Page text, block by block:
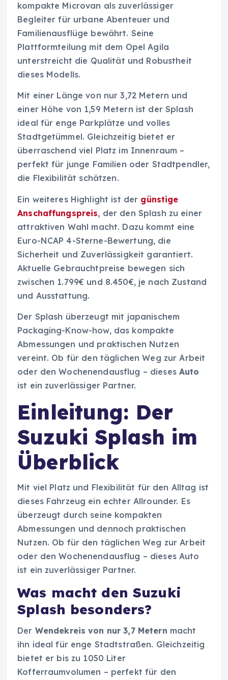
kompakte Microvan als zuverlässiger
Begleiter für urbane Abenteuer und
Familienausflüge bewährt. Seine
Plattformteilung mit dem Opel Agila
unterstreicht die Qualität und Robustheit
dieses Modells.
Mit einer Länge von nur 3,72 Metern und
einer Höhe von 1,59 Metern ist der Splash
ideal für enge Parkplätze und volles
Stadtgetümmel. Gleichzeitig bietet er
überraschend viel Platz im Innenraum –
perfekt für junge Familien oder Stadtpendler,
die Flexibilität schätzen.
Ein weiteres Highlight ist der günstige
Anschaffungspreis, der den Splash zu einer
attraktiven Wahl macht. Dazu kommt eine
Euro-NCAP 4-Sterne-Bewertung, die
Sicherheit und Zuverlässigkeit garantiert.
Aktuelle Gebrauchtpreise bewegen sich
zwischen 1.799€ und 8.450€, je nach Zustand
und Ausstattung.
Der Splash überzeugt mit japanischem
Packaging-Know-how, das kompakte
Abmessungen und praktischen Nutzen
vereint. Ob für den täglichen Weg zur Arbeit
oder den Wochenendausflug – diesesAuto
ist ein zuverlässiger Partner.
Einleitung: Der
Suzuki Splash im
Überblick
Mit viel Platz und Flexibilität für den Alltag ist
dieses Fahrzeug ein echter Allrounder. Es
überzeugt durch seine kompakten
Abmessungen und dennoch praktischen
Nutzen. Ob für den täglichen Weg zur Arbeit
oder den Wochenendausflug – dieses Auto
ist ein zuverlässiger Partner.
Was macht den Suzuki
Splash besonders?
Der Wendekreis von nur 3,7 Metern macht
ihn ideal für enge Stadtstraßen. Gleichzeitig
bietet er bis zu 1050 Liter
Kofferraumvolumen – perfekt für den